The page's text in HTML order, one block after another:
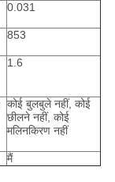
0.031
853
1.6
कोई बुलबुले नहीं, कोई
छीलने नहीं, कोई
मलिनकिरण नहीं
मैं